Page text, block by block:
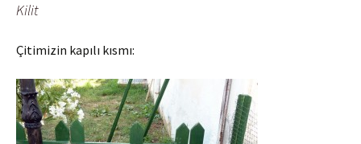
Kilit
Çitimizin kapılı kısmı: